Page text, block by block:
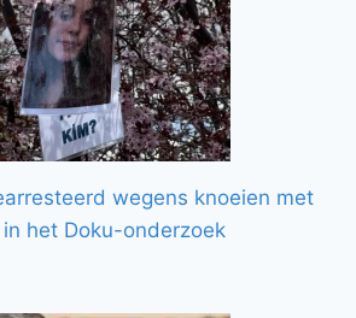
wegens knoeien met
het Doku-onderzoek